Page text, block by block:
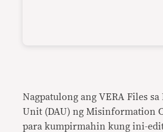
Nagpatulong ang VERA Files
Unit (DAU) ng Misinformation
para kumpirmahin kung ini-